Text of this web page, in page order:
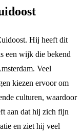
Hij heeft dit
een wijk die bekend
Veel
kiezen ervoor om
culturen, waardoor
aan dat hij zich fijn
en ziet hij veel